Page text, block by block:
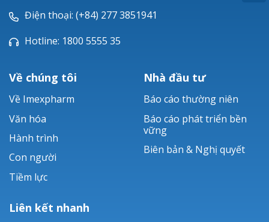
Zobacta®
Bacsulfo®
Điện thoại: (+84) 277 3851941
Hotline: 1800 5555 35
Về chúng tôi
Về Imexpharm
Văn hóa
Hành trình
Con người
Tiềm lực
Nhà đầu tư
Báo cáo thường niên
Báo cáo phát triển bền
vững
Biên bản & Nghị quyết
Liên kết nhanh